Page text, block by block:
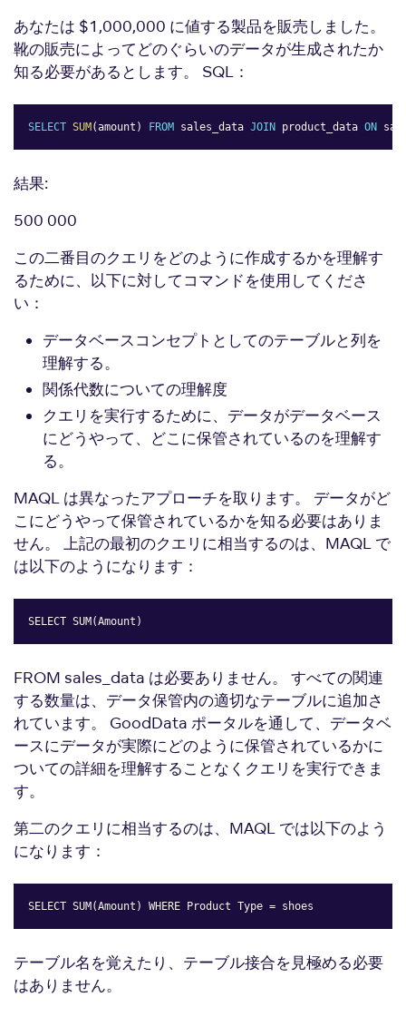
あなたは $1,000,000 に値する製品を販売しました。
靴の販売によってどのぐらいのデータが生成されたか
知る必要があるとします。 SQL：
SELECT SUM (amount ) FROM sales_data JOIN product_data ON
Copy
結果:
500 000
この二番目のクエリをどのように作成するかを理解す
るために、以下に対してコマンドを使用してくださ
い：
データベースコンセプトとしてのテーブルと列を
理解する。
関係代数についての理解度
クエリを実行するために、データがデータベース
にどうやって、どこに保管されているのを理解す
る。
MAQL は異なったアプローチを取ります。 データがど
こにどうやって保管されているかを知る必要はありま
せん。 上記の最初のクエリに相当するのは、MAQL で
は以下のようになります：
SELECT SUM(Amount)
FROM sales_data は必要ありません。 すべての関連
する数量は、データ保管内の適切なテーブルに追加さ
れています。 GoodData ポータルを通して、データベ
ースにデータが実際にどのように保管されているかに
ついての詳細を理解することなくクエリを実行できま
す。
第二のクエリに相当するのは、MAQL では以下のよう
になります：
SELECT SUM(Amount) WHERE Product Type = shoes
テーブル名を覚えたり、テーブル接合を見極める必要
はありません。